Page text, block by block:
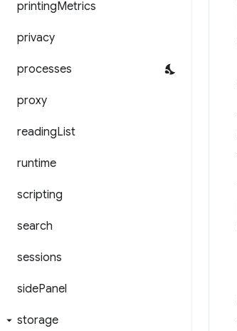
printingMetrics
privacy
processes
proxy
readingList
runtime
scripting
search
sessions
sidePanel
storage